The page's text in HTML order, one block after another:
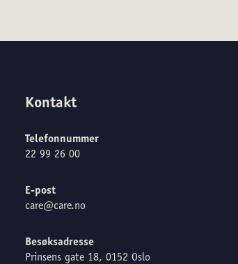
Kontakt
Telefonnummer
22 99 26 00
E-post
care@care.no
Besøksadresse
Prinsens gate 18, 0152 Oslo